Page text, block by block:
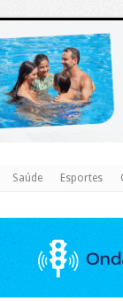
Saúde Esportes